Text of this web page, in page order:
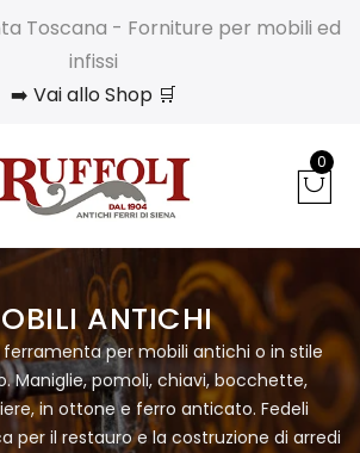
Toscana - Forniture per mobili ed
infissi
➡️ Vai allo Shop 🛒
0
ANTICHI
per mobili antichi o in stile
Maniglie, pomoli, chiavi, bocchette,
in ottone e ferro anticato. Fedeli
per il restauro e la costruzione di arredi